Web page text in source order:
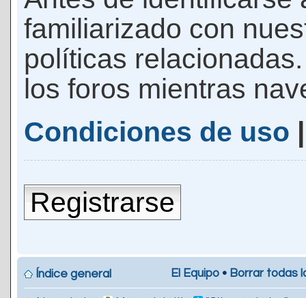
familiarizado con
políticas
los foros mientras
Condiciones de uso
Registrarse
Índice general El Equipo • Borrar todas